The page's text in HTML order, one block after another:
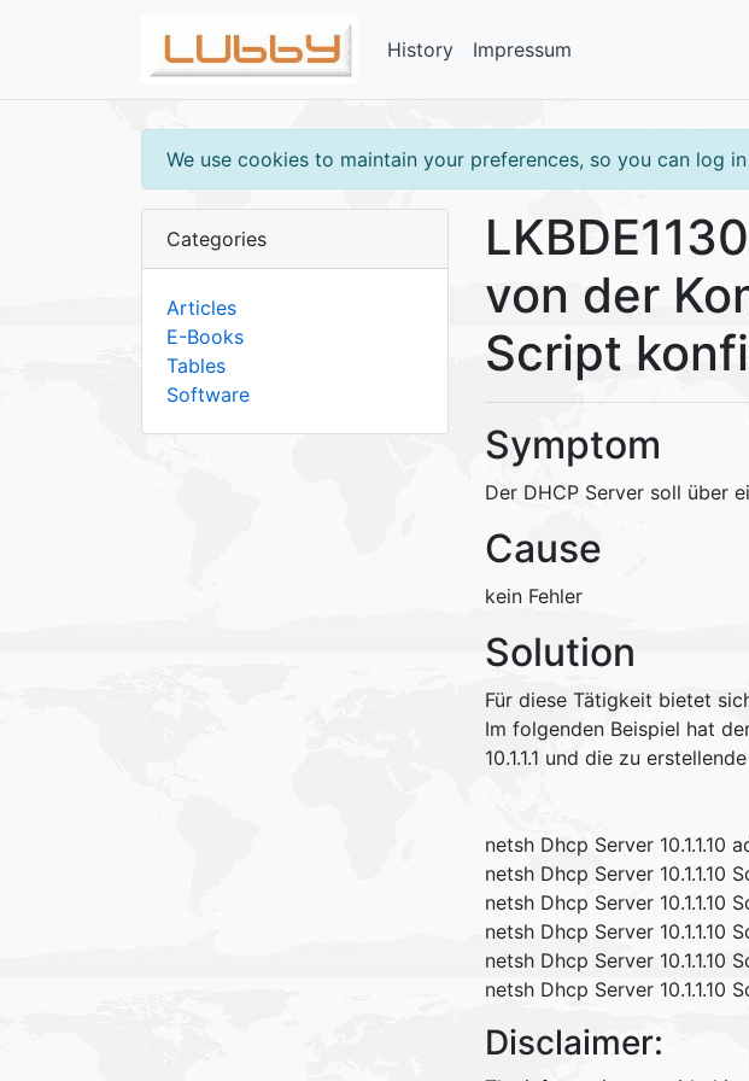
History Impressum
We use cookies to maintain your preferences, so you can log
Categories
Articles
E-Books
Tables
Software
von der
Script
Symptom
Der DHCP Server soll über
Cause
kein Fehler
Solution
Für diese Tätigkeit bietet
Im folgenden Beispiel hat
10.1.1.1 und die zu
netsh Dhcp Server
netsh Dhcp Server 10.1.1.10
netsh Dhcp Server 10.1.1.10
netsh Dhcp Server 10.1.1.10
netsh Dhcp Server 10.1.1.10
netsh Dhcp Server 10.1.1.10
Disclaimer: